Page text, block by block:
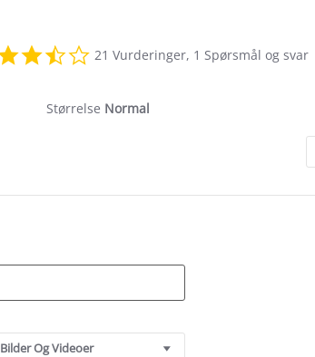
star
21 Vurderinger, 1 Spørsmål og svar
Størrelse Normal
Bilder Og Videoer